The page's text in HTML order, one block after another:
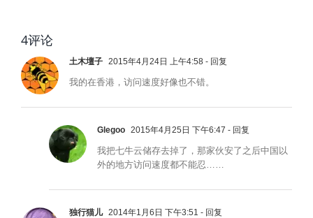
4评论
土木壇子 2015年4月24日 上午4:58 - 回复
我的在香港，访问速度好像也不错。
Glegoo 2015年4月25日 下午6:47 - 回复
我把七牛云储存去掉了，那家伙安了之后中国以
外的地方访问速度都不能忍……
独行猫儿 2014年1月6日 下午3:51 - 回复